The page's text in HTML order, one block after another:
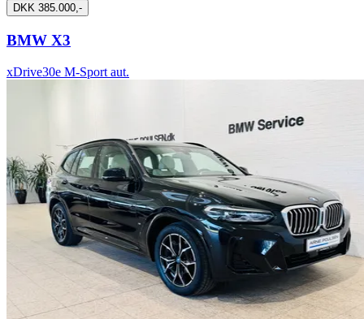
DKK 385.000,-
BMW X3
xDrive30e M-Sport aut.